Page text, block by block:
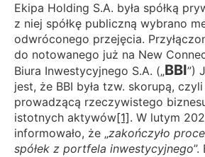
Ekipa Holding S.A. była spółką
z niej spółkę publiczną wybrano
odwróconego przejęcia.
do notowanego już na New
Biura Inwestycyjnego S.A. („BBI”)
jest, że BBI była tzw. skorupą, czyli
prowadzącą rzeczywistego
istotnych aktywów[1]. W lutym
informowało, że „zakończyło
spółek z portfela inwestycyjnego